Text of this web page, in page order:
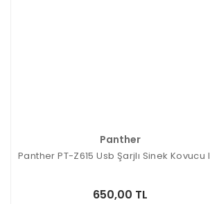
Panther
Panther PT-Z615 Usb Şarjlı Sinek Kovucu
650,00 TL